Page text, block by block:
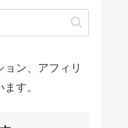
ン、アフィリ
す。